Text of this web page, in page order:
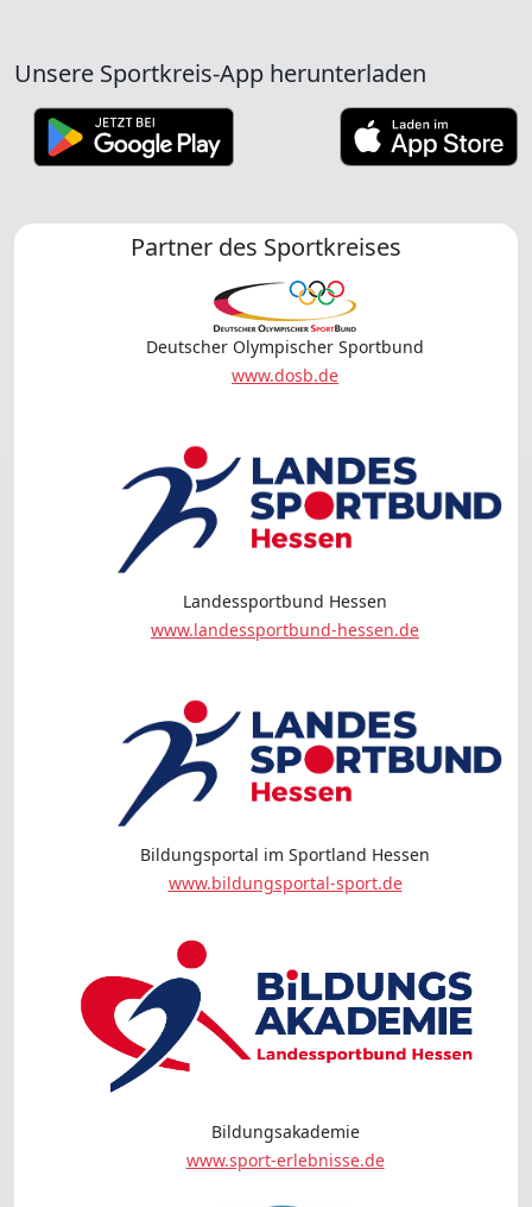
Unsere Sportkreis-App herunterladen
Partner des Sportkreises
Deutscher Olympischer Sportbund
www.dosb.de
Landessportbund Hessen
www.landessportbund-hessen.de
Bildungsportal im Sportland Hessen
www.bildungsportal-sport.de
Bildungsakademie
www.sport-erlebnisse.de